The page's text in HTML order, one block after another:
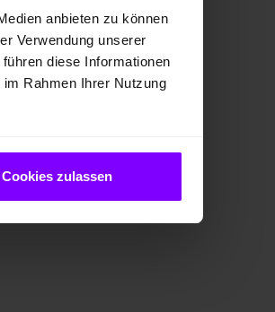
anbieten zu können
Verwendung unserer
diese Informationen
Rahmen Ihrer Nutzung
Cookies zulassen